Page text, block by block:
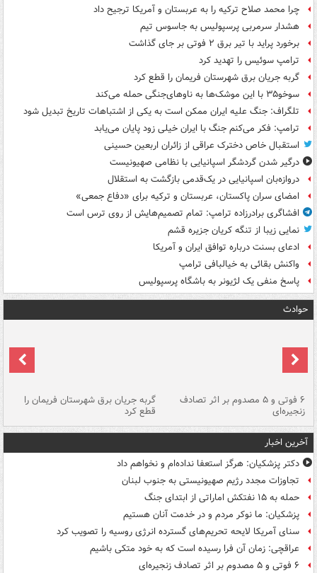
چرا محمد صلاح ترکیه را به عربستان و آمریکا ترجیح داد
هشدار سرمربی پرسپولیس به جاسوس تیم
برخورد پراید با تیر برق ۲ فوتی بر جای گذاشت
ترامپ سوئیس را تهدید کرد
گربه جریان برق شهرستان فریمان را قطع کرد
سوخو۳۵ با این موشک‌ها به ناوهای‌جنگی حمله می‌کند
تلگراف: جنگ علیه ایران ممکن است به یکی از اشتباهات تاریخ تبدیل شود
ترامپ: فکر می‌کنم جنگ با ایران خیلی زود پایان می‌یابد
استقبال خاص دخترک عراقی از زائران اربعین حسینی
درگیر شدن گردشگر اسپانیایی با نظامی صهیونیست
دروازه‌بان اسپانیایی در یک‌قدمی بازگشت به استقلال
امضای سران پاکستان، عربستان و ترکیه برای «دفاع جمعی»
افشاگری برادرزاده ترامپ: تمام تصمیم‌هایش از روی ترس است
نمایی زیبا از تنگه کریان جزیره قشم
ادعای بسنت درباره توافق ایران و آمریکا
واکنش بقائی به خیالبافی ترامپ
پاسخ منفی یک لژیونر به باشگاه پرسپولیس
حوادث
۶ فوتی و ۵ مصدوم بر اثر تصادف
زنجیره‌ای
گربه جریان برق شهرستان فریمان را
قطع کرد
آخرین اخبار
دکتر پزشکیان: هرگز استعفا نداده‌ام و نخواهم داد
تجاوزات مجدد رژیم صهیونیستی به جنوب لبنان
حمله به ۱۵ نفتکش‌ اماراتی از ابتدای جنگ
پزشکیان: ما نوکر مردم و در خدمت آنان هستیم
سنای آمریکا لایحه تحریم‌های گسترده انرژی روسیه را تصویب کرد
عراقچی: زمان آن فرا رسیده است که به خود متکی باشیم
۶ فوتی و ۵ مصدوم بر اثر تصادف زنجیره‌ای